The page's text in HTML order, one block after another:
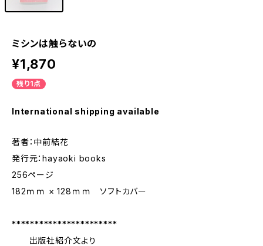
ミシンは触らないの
¥1,870
残り1点
International shipping available
著者：中前結花
発行元：hayaoki books
256ページ
182ｍｍ × 128ｍｍ ソフトカバー
***********************
出版社紹介文より